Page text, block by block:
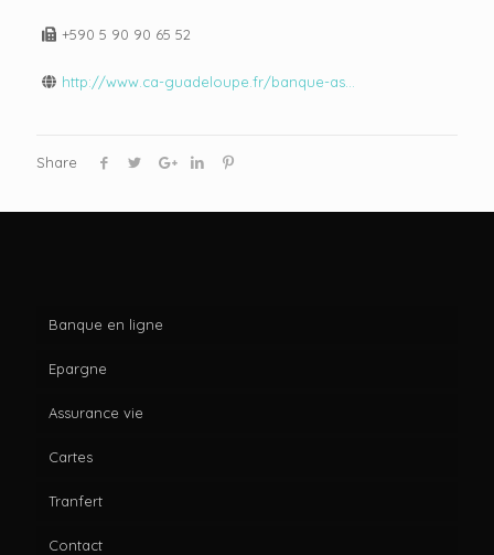
+590 5 90 90 65 52
http://www.ca-guadeloupe.fr/banque-as...
Share
Banque en ligne
Epargne
Assurance vie
Cartes
Tranfert
Contact